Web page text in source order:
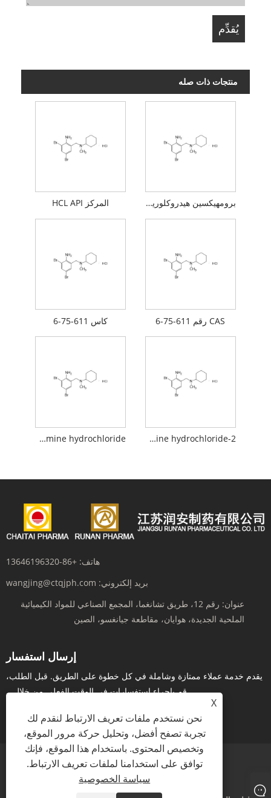
منتجات ذات صله
المركز HCL API برومهيكسين هيدروكلوريد API
كاس 611-75-6 CAS رقم 611-75-6
N- (2-Amino-3،5-Dibromobenzyl) -N-methylcyclohexylamine hydrochloride 2-amino-3،5-dibromo-n-cyclohexyl-n-methylbenzylamine hydrochloride
هاتف: +86-13646196320
بريد إلكتروني: wangjing@ctqjph.com
عنوان:
رقم 12، طريق تشانغما، المجمع الصناعي للمواد الكيميائية
الملحية الجديدة، هوايان، مقاطعة جيانغسو، الصين
إرسال استفسار
يقدم خدمة عملاء ممتازة وشاملة في كل خطوة على الطريق. قبل الطلب،
قم بإجراء استفسارات في الوقت الفعلي من خلال...
استفسر الآن
Links
Sitemap
RSS
XML سياسة الخصوصية
X
نحن نستخدم ملفات تعريف الارتباط لنقدم لك
تجربة تصفح أفضل، وتحليل حركة مرور الموقع،
وتخصيص المحتوى. باستخدام هذا الموقع، فإنك
توافق على استخدامنا لملفات تعريف الارتباط.
سياسة الخصوصية